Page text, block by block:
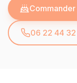
06 22 44 32